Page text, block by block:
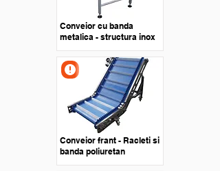
Conveior cu banda
metalica - structura inox
Conveior frant - Racleti si
banda poliuretan